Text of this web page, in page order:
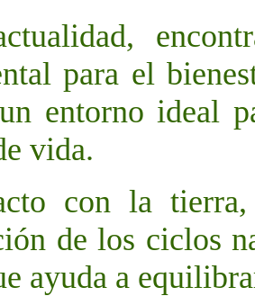
para el
entorno ideal
vida.
con la
de los ciclos
ayuda a